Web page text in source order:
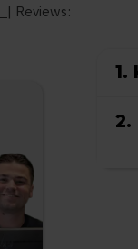
| Reviews:
1.
2.